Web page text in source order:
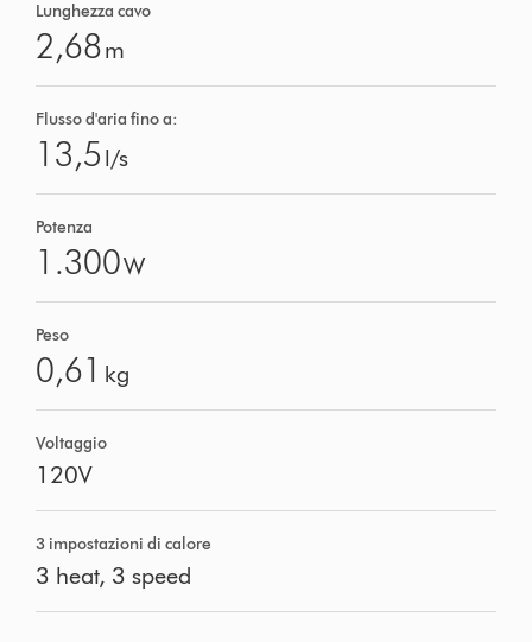
Lunghezza cavo
2,68m
Flusso d'aria fino a:
13,5 l/s
Potenza
1.300W
Peso
0,61 kg
Voltaggio
120V
3 impostazioni di calore
3 heat, 3 speed